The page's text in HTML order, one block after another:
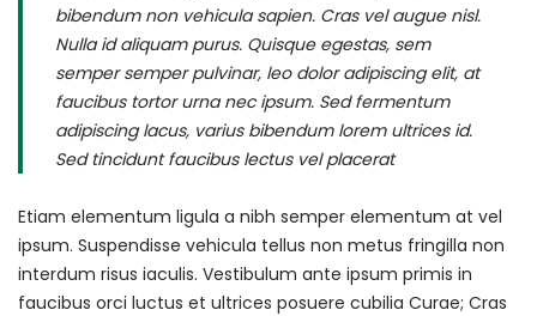
bibendum non vehicula sapien. Cras vel augue nisl.
Nulla id aliquam purus. Quisque egestas, sem
semper semper pulvinar, leo dolor adipiscing elit, at
faucibus tortor urna nec ipsum. Sed fermentum
adipiscing lacus, varius bibendum lorem ultrices id.
Sed tincidunt faucibus lectus vel placerat
Etiam elementum ligula a nibh semper elementum at vel
ipsum. Suspendisse vehicula tellus non metus fringilla non
interdum risus iaculis. Vestibulum ante ipsum primis in
faucibus orci luctus et ultrices posuere cubilia Curae; Cras